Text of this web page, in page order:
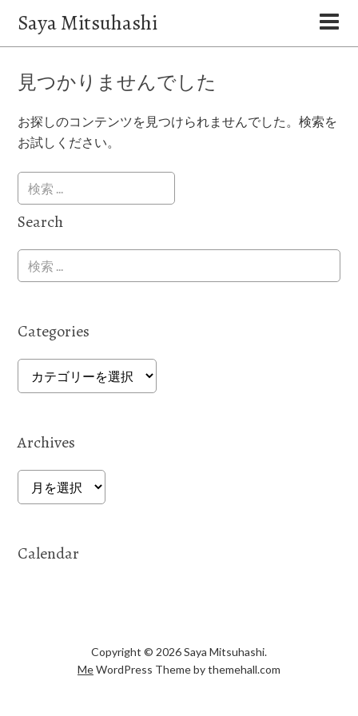
Saya Mitsuhashi
見つかりませんでした
お探しのコンテンツを見つけられませんでした。検索を
お試しください。
Search
Categories
Categories
Archives
Archives
Calendar
Copyright © 2026 Saya Mitsuhashi.
MeWordPress Theme by themehall.com